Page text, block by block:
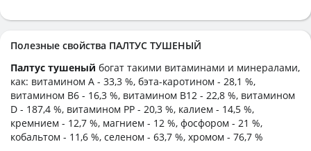
Полезные свойства ПАЛТУС ТУШЕНЫЙ
Палтус тушеный богат такими витаминами и минералами,
как: витамином А - 33,3 %, бэта-каротином - 28,1 %,
витамином B6 - 16,3 %, витамином B12 - 22,8 %, витамином
D - 187,4 %, витамином PP - 20,3 %, калием - 14,5 %,
кремнием - 12,7 %, магнием - 12 %, фосфором - 21 %,
кобальтом - 11,6 %, селеном - 63,7 %, хромом - 76,7 %